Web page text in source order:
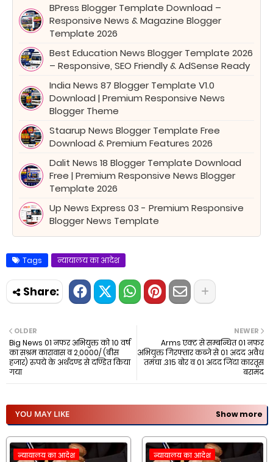
BPress Blogger Template Download –
Responsive News & Magazine Blogger
Template 2026
Best Education News Blogger Template 2026
– Responsive, SEO Friendly & AdSense Ready
India News 87 Blogger Template V1.0
Download | Premium Responsive News
Blogger Theme
Staarup News Blogger Template Free
Download & Premium Features 2026
Dalit News 18 Blogger Template Download
Free | Premium Responsive News Blogger
Template 2026
Up News Express 03 - Premium Responsive
Blogger News Template
Tags न्यायालय का आदेश
NEWER
Arms एक्ट से सम्बन्धित 01 नफर
अभियुक्त गिरफ्तार कब्जे से 01 अदद अवैध
तमंचा .315 बोर व 01 अदद जिंदा कारतूस
बरामद
OLDER
Big News 01 नफर अभियुक्त को 10 वर्ष
का सश्रम कारावास व 2,0000/ (बीस
हजार) रुपये के अर्थदण्ड से दण्डित किया
गया
YOU MAY LIKE Show more
न्यायालय का आदेश न्यायालय का आदेश